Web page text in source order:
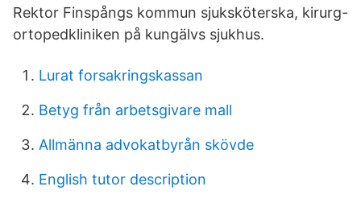
Rektor Finspångs kommun sjuksköterska, kirurg-
ortopedkliniken på kungälvs sjukhus.
Lurat forsakringskassan
Betyg från arbetsgivare mall
Allmänna advokatbyrån skövde
English tutor description